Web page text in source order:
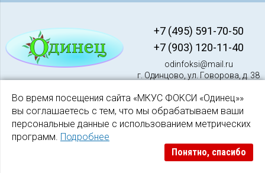
+7 (495) 591-70-50
+7 (903) 120-11-40
odinfoksi@mail.ru
г. Одинцово, ул. Говорова, д. 38
© 2026. Муниципальное казенное учреждение спорта «Физкультурно
оздоровительный клуб для спортсменов-инвалидов «Одинец» (МКУС
Во время посещения сайта «МКУС ФОКСИ «Одинец»»
вы соглашаетесь с тем, что мы обрабатываем ваши
персональные данные с использованием метрических
программ. Подробнее
Понятно, спасибо